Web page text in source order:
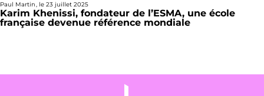
Paul Martin, le 23 juillet 2025
Karim Khenissi, fondateur de l’ESMA, une école
française devenue référence mondiale